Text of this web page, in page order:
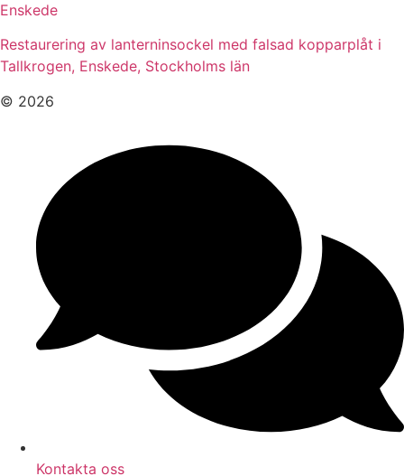
Enskede
Restaurering av lanterninsockel med falsad kopparplåt i
Tallkrogen, Enskede, Stockholms län
© 2026
Kontakta oss